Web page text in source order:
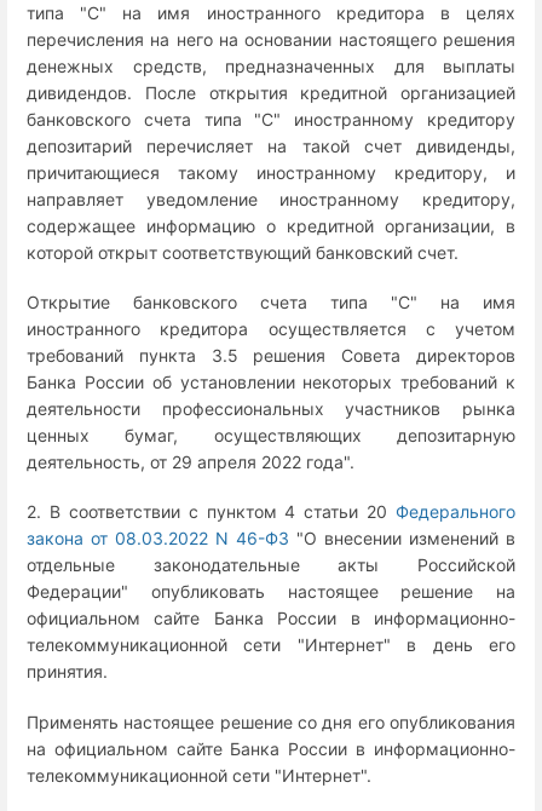
типа "C" на имя иностранного кредитора в целях
перечисления на него на основании настоящего решения
денежных средств, предназначенных для выплаты
дивидендов. После открытия кредитной организацией
банковского счета типа "C" иностранному кредитору
депозитарий перечисляет на такой счет дивиденды,
причитающиеся такому иностранному кредитору, и
направляет уведомление иностранному кредитору,
содержащее информацию о кредитной организации, в
которой открыт соответствующий банковский счет.
Открытие банковского счета типа "C" на имя
иностранного кредитора осуществляется с учетом
требований пункта 3.5 решения Совета директоров
Банка России об установлении некоторых требований к
деятельности профессиональных участников рынка
ценных бумаг, осуществляющих депозитарную
деятельность, от 29 апреля 2022 года".
2. В соответствии с пунктом 4 статьи 20 Федерального
закона от 08.03.2022 N 46-ФЗ "О внесении изменений в
отдельные законодательные акты Российской
Федерации" опубликовать настоящее решение на
официальном сайте Банка России в информационно-
телекоммуникационной сети "Интернет" в день его
принятия.
Применять настоящее решение со дня его опубликования
на официальном сайте Банка России в информационно-
телекоммуникационной сети "Интернет".